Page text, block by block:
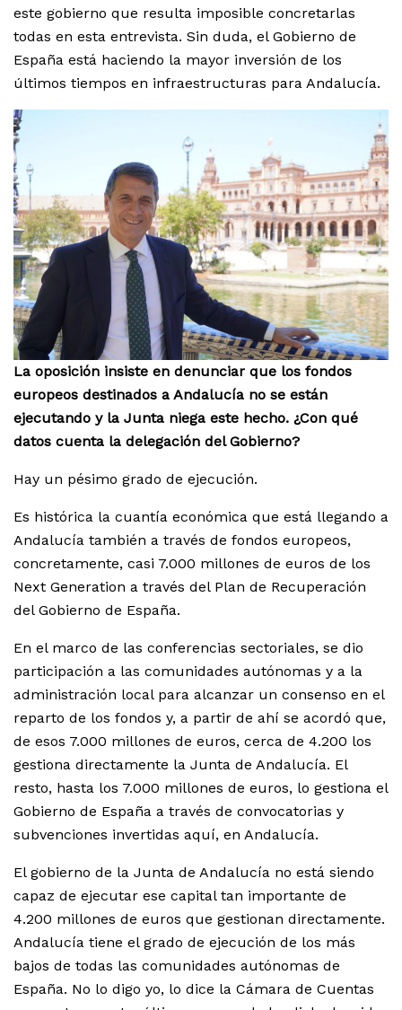
este gobierno que resulta imposible concretarlas
todas en esta entrevista. Sin duda, el Gobierno de
España está haciendo la mayor inversión de los
últimos tiempos en infraestructuras para Andalucía.
La oposición insiste en denunciar que los fondos
europeos destinados a Andalucía no se están
ejecutando y la Junta niega este hecho. ¿Con qué
datos cuenta la delegación del Gobierno?
Hay un pésimo grado de ejecución.
Es histórica la cuantía económica que está llegando a
Andalucía también a través de fondos europeos,
concretamente, casi 7.000 millones de euros de los
Next Generation a través del Plan de Recuperación
del Gobierno de España.
En el marco de las conferencias sectoriales, se dio
participación a las comunidades autónomas y a la
administración local para alcanzar un consenso en el
reparto de los fondos y, a partir de ahí se acordó que,
de esos 7.000 millones de euros, cerca de 4.200 los
gestiona directamente la Junta de Andalucía. El
resto, hasta los 7.000 millones de euros, lo gestiona el
Gobierno de España a través de convocatorias y
subvenciones invertidas aquí, en Andalucía.
El gobierno de la Junta de Andalucía no está siendo
capaz de ejecutar ese capital tan importante de
4.200 millones de euros que gestionan directamente.
Andalucía tiene el grado de ejecución de los más
bajos de todas las comunidades autónomas de
España. No lo digo yo, lo dice la Cámara de Cuentas